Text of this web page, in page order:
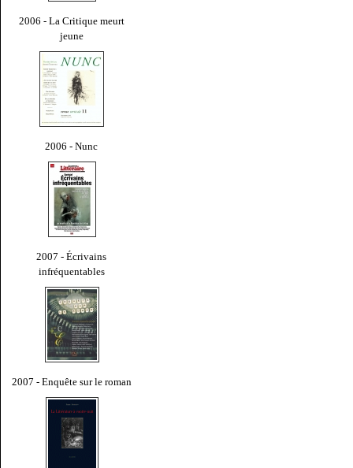
2006 - La Critique meurt
jeune
2006 - Nunc
2007 - Écrivains
infréquentables
2007 - Enquête sur le roman